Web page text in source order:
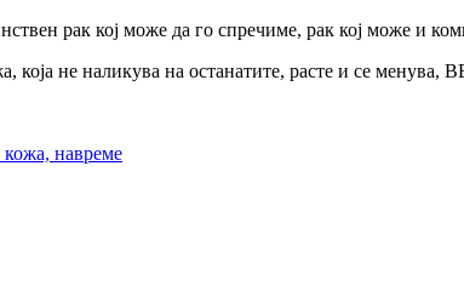
рак кој може да го спречиме, рак кој може и
која не наликува на останатите, расте и се
кожа, навреме